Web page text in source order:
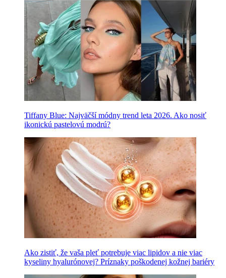
Tiffany Blue: Najväčší módny trend leta 2026. Ako nosiť
ikonickú pastelovú modrú?
Ako zistiť, že vaša pleť potrebuje viac lipidov a nie viac
kyseliny hyalurónovej? Príznaky poškodenej kožnej bariéry